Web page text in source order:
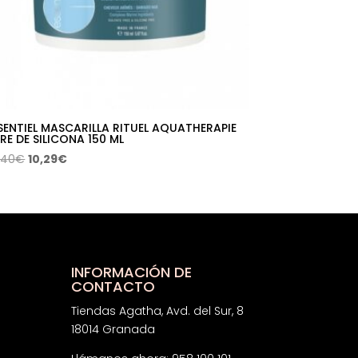
MASCARILLA RITUEL AQUATHERAPIE
DE SILICONA 150 ML
€El
era:
10,29€El
es:
INFORMACIÓN DE
CONTACTO
Tiendas Agatha, Avd. del Sur, 8
18014 Granada